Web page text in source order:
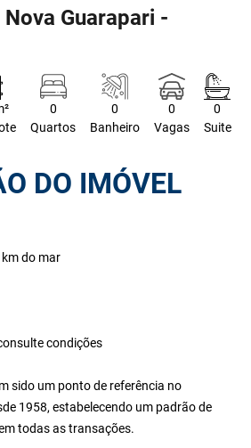
Guarapari -
0
Quartos
0
Banheiro
0
Vagas
0
Suite
DO IMÓVEL
do mar
condições
sido um ponto de referência no
1958, estabelecendo um padrão de
todas as transações.